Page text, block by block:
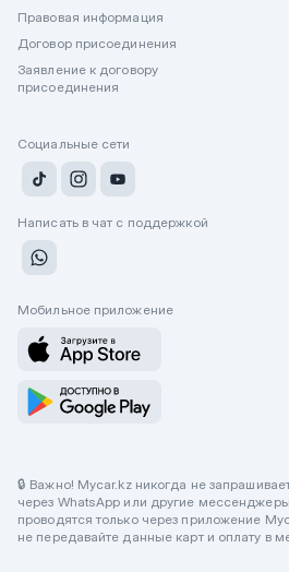
Правовая информация
Договор присоединения
Заявление к договору
присоединения
Социальные сети
Написать в чат с поддержкой
Мобильное приложение
🔒 Важно! Mycar.kz никогда не
через WhatsApp или другие
проводятся только через приложение
не передавайте данные карт и оплату в